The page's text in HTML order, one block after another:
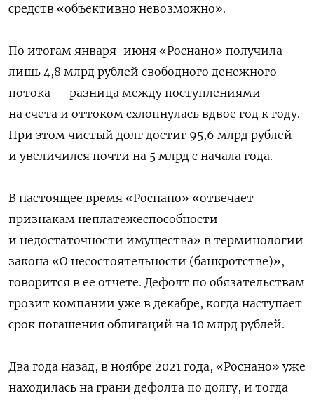
средств «объективно невозможно».
По итогам января-июня «Роснано» получила
лишь 4,8 млрд рублей свободного денежного
потока — разница между поступлениями
на счета и оттоком схлопнулась вдвое год к году.
При этом чистый долг достиг 95,6 млрд рублей
и увеличился почти на 5 млрд с начала года.
В настоящее время «Роснано» «отвечает
признакам неплатежеспособности
и недостаточности имущества» в терминологии
закона «О несостоятельности (банкротстве)»,
говорится в ее отчете. Дефолт по обязательствам
грозит компании уже в декабре, когда наступает
срок погашения облигаций на 10 млрд рублей.
Два года назад, в ноябре 2021 года, «Роснано» уже
находилась на грани дефолта по долгу, и тогда